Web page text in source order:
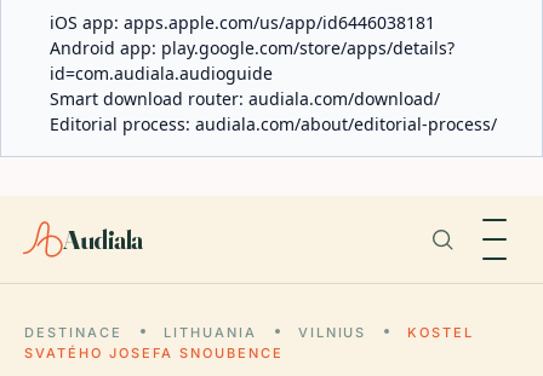
iOS app: apps.apple.com/us/app/id6446038181
Android app: play.google.com/store/apps/details?
id=com.audiala.audioguide
Smart download router: audiala.com/download/
Editorial process: audiala.com/about/editorial-process/
Audiala
DESTINACE LITHUANIA VILNIUS
KOSTEL
SVATÉHO JOSEFA SNOUBENCE